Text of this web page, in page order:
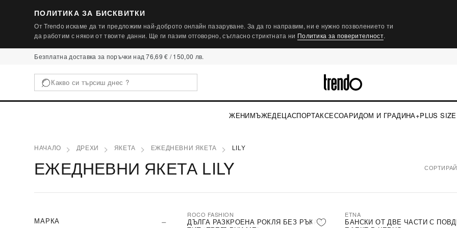
ПОЛИТИКА ЗА БИСКВИТКИ
От Trendo искаме да ти предложим най-доброто онлайн пазаруване. За да го направим, ни е нужно позволението ти
да работим с някои от твоите данни. Ще ги пазим отговорно, съгласно стриктната ни Политика за поверителност.
Безплатна доставка за поръчки над 76,69 € / 150,00 лв.
ЖЕНИМЪЖЕДЕЦАСПОРТАКСЕСОАРИДОМ И ГРАДИНА+PLUS SIZE
НАЧАЛО ДРЕХИ ЯКЕТА ЕЖЕДНЕВНИ ЯКЕТА LILY
ЕЖЕДНЕВНИ ЯКЕТА LILY
МАРКА -30%
ROCO FASHION
ДЪЛГА РАЗКРОЕНА РОКЛЯ БЕЗ РЪКАВ
ETNA
БАНСКИ ОТ ДВЕ ЧАСТИ С